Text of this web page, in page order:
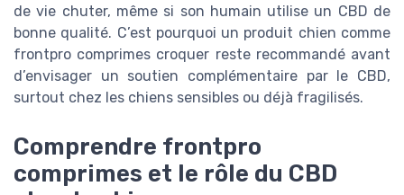
de vie chuter, même si son humain utilise un CBD de
bonne qualité. C’est pourquoi un produit chien comme
frontpro comprimes croquer reste recommandé avant
d’envisager un soutien complémentaire par le CBD,
surtout chez les chiens sensibles ou déjà fragilisés.
Comprendre frontpro
comprimes et le rôle du CBD